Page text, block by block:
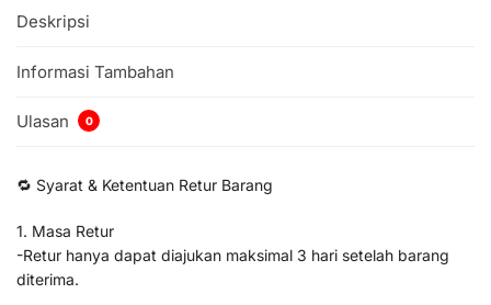
Deskripsi
Informasi Tambahan
Ulasan 0
🔁 Syarat & Ketentuan Retur Barang
1. Masa Retur
-Retur hanya dapat diajukan maksimal 3 hari setelah barang
diterima.